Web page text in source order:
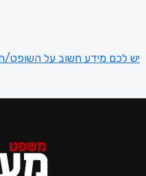
יש לכם מידע חשוב על השופט/